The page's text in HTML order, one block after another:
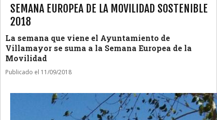
SEMANA EUROPEA DE LA MOVILIDAD SOSTENIBLE
2018
La semana que viene el Ayuntamiento de
Villamayor se suma a la Semana Europea de la
Movilidad
Publicado el 11/09/2018